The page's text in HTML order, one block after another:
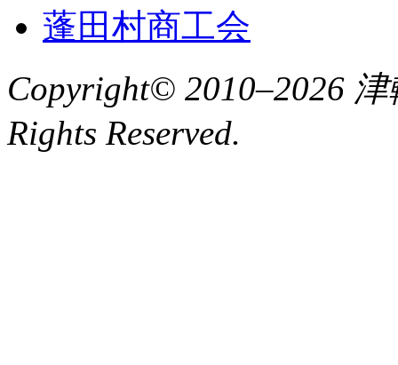
蓬田村商工会
Copyright© 2010–2026
Rights Reserved.